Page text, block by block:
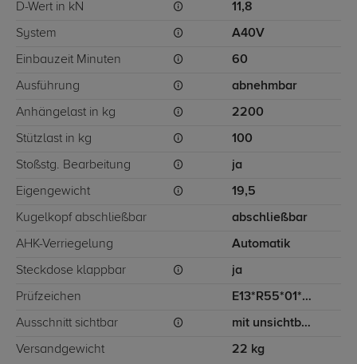
D-Wert in kN 11,8
System A40V
Einbauzeit Minuten 60
Ausführung abnehmbar
Anhängelast in kg 2200
Stützlast in kg 100
Stoßstg. Bearbeitung ja
Eigengewicht 19,5
Kugelkopf abschließbar abschließbar
AHK-Verriegelung Automatik
Steckdose klappbar ja
Prüfzeichen E13*R55*01*3773
Ausschnitt sichtbar mit unsichtbarem Ausschnitt für Stoßstange
Versandgewicht 22 kg